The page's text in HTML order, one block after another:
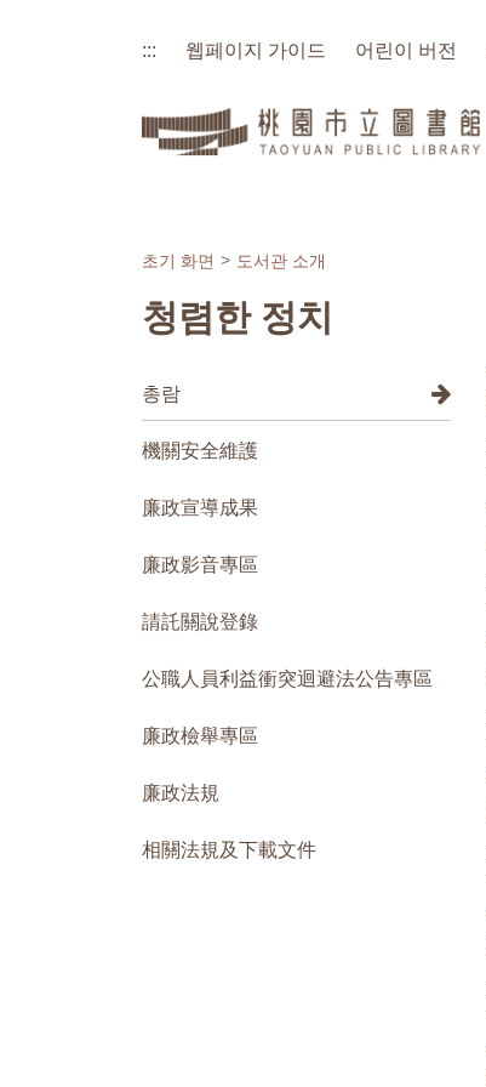
::: 웹페이지 가이드 어린이 버전
초기 화면 도서관 소개
청렴한 정치
:::
총람
機關安全維護
廉政宣導成果
廉政影音專區
請託關說登錄
公職人員利益衝突迴避法公告專區
廉政檢舉專區
廉政法規
相關法規及下載文件